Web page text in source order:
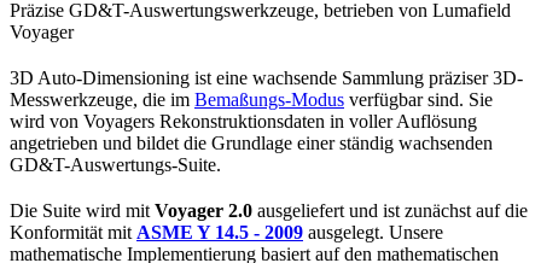
Präzise GD&T-Auswertungswerkzeuge, betrieben von Lumafield
Voyager
3D Auto-Dimensioning ist eine wachsende Sammlung präziser 3D-
Messwerkzeuge, die im Bemaßungs-Modus verfügbar sind. Sie
wird von Voyagers Rekonstruktionsdaten in voller Auflösung
angetrieben und bildet die Grundlage einer ständig wachsenden
GD&T-Auswertungs-Suite.
Die Suite wird mit Voyager 2.0 ausgeliefert und ist zunächst auf die
Konformität mit ASME Y 14.5 - 2009 ausgelegt. Unsere
mathematische Implementierung basiert auf den mathematischen